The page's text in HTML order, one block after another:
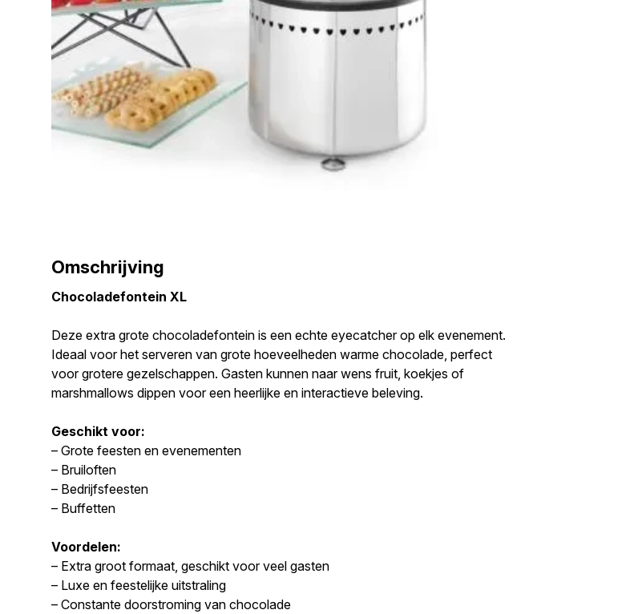
Omschrijving
Chocoladefontein XL
Deze extra grote chocoladefontein is een echte eyecatcher op elk evenement.
Ideaal voor het serveren van grote hoeveelheden warme chocolade, perfect
voor grotere gezelschappen. Gasten kunnen naar wens fruit, koekjes of
marshmallows dippen voor een heerlijke en interactieve beleving.
Geschikt voor:
– Grote feesten en evenementen
– Bruiloften
– Bedrijfsfeesten
– Buffetten
Voordelen:
– Extra groot formaat, geschikt voor veel gasten
– Luxe en feestelijke uitstraling
– Constante doorstroming van chocolade